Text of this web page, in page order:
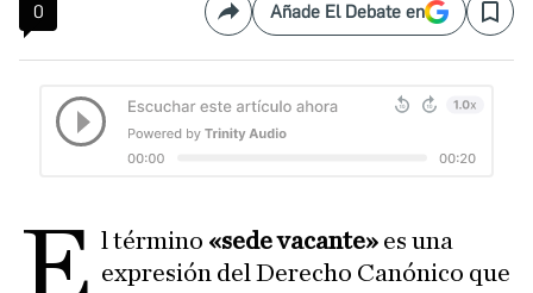
0 CompartirAñade El Debate en Save
E l término «sede vacante» es una
expresión del Derecho Canónico que